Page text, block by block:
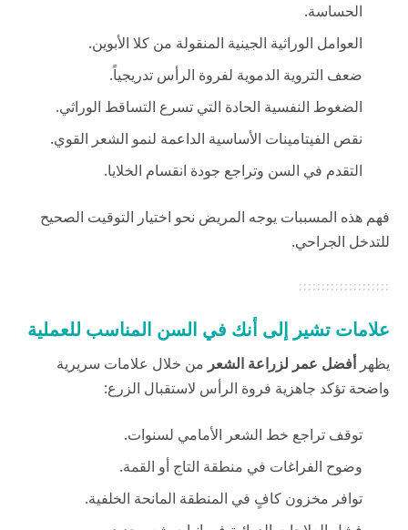
الحساسة.
العوامل الوراثية الجينية المنقولة من كلا الأبوين.
ضعف التروية الدموية لفروة الرأس تدريجياً.
الضغوط النفسية الحادة التي تسرع التساقط الوراثي.
نقص الفيتامينات الأساسية الداعمة لنمو الشعر القوي.
التقدم في السن وتراجع جودة انقسام الخلايا.
فهم هذه المسببات يوجه المريض نحو اختيار التوقيت الصحيح
للتدخل الجراحي.
علامات تشير إلى أنك في السن المناسب للعملية
يظهرأفضل عمر لزراعة الشعر من خلال علامات سريرية
واضحة تؤكد جاهزية فروة الرأس لاستقبال الزرع:
توقف تراجع خط الشعر الأمامي لسنوات.
وضوح الفراغات في منطقة التاج أو القمة.
توافر مخزون كافٍ في المنطقة المانحة الخلفية.